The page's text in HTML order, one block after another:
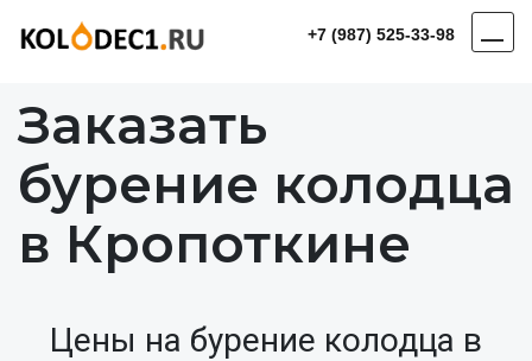
+7 (987) 525-33-98
Заказать
бурение колодца
в Кропоткине
Цены на бурение колодца в